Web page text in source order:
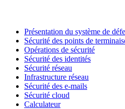
Présentation du système de
Sécurité des points de
Opérations de sécurité
Sécurité des identités
Sécurité réseau
Infrastructure réseau
Sécurité des e-mails
Sécurité cloud
Calculateur